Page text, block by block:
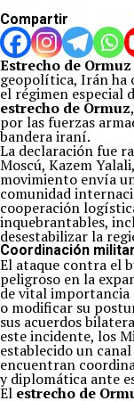
Compartir
Estrecho de Ormuz
geopolítica, Irán ha
el régimen especial
estrecho de Ormuz
por las fuerzas
bandera iraní.
La declaración fue
Moscú, Kazem
movimiento envía
comunidad
cooperación
inquebrantables,
desestabilizar la
Coordinación
El ataque contra el
peligroso en la
de vital importancia
o modificar su
sus acuerdos
este incidente, los
establecido un
encuentran
y diplomática ante
El estrecho de